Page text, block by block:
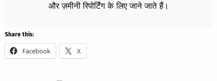
और ज़मीनी रिपोर्टिंग के लिए जाने जाते हैं।
Share this:
Facebook X